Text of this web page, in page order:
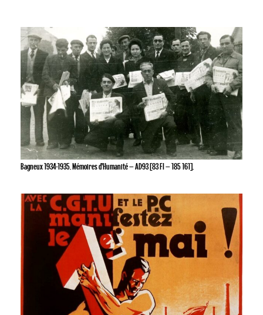
Votre panier est vide.
Retourner à la
librairie
Bagneux 1934-1935. Mémoires d’Humanité – AD93 [83 FI – 185 161].